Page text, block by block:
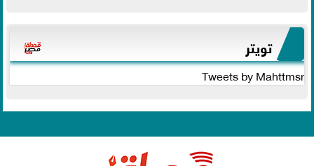
تويتر
Tweets by Mahttmsr